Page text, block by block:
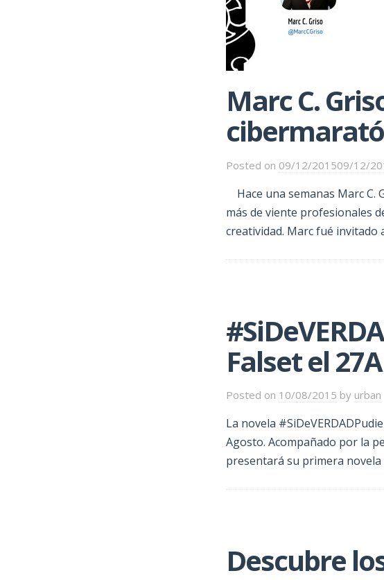
Marc C.
Posted on 09/12/201509/12/
Hace una semanas Marc
más de viente profesionales
creatividad. Marc fué invitado
Falset el 27A
Posted on 10/08/2015 by urban
La novela
Agosto. Acompañado por la
presentará su primera
Descubre